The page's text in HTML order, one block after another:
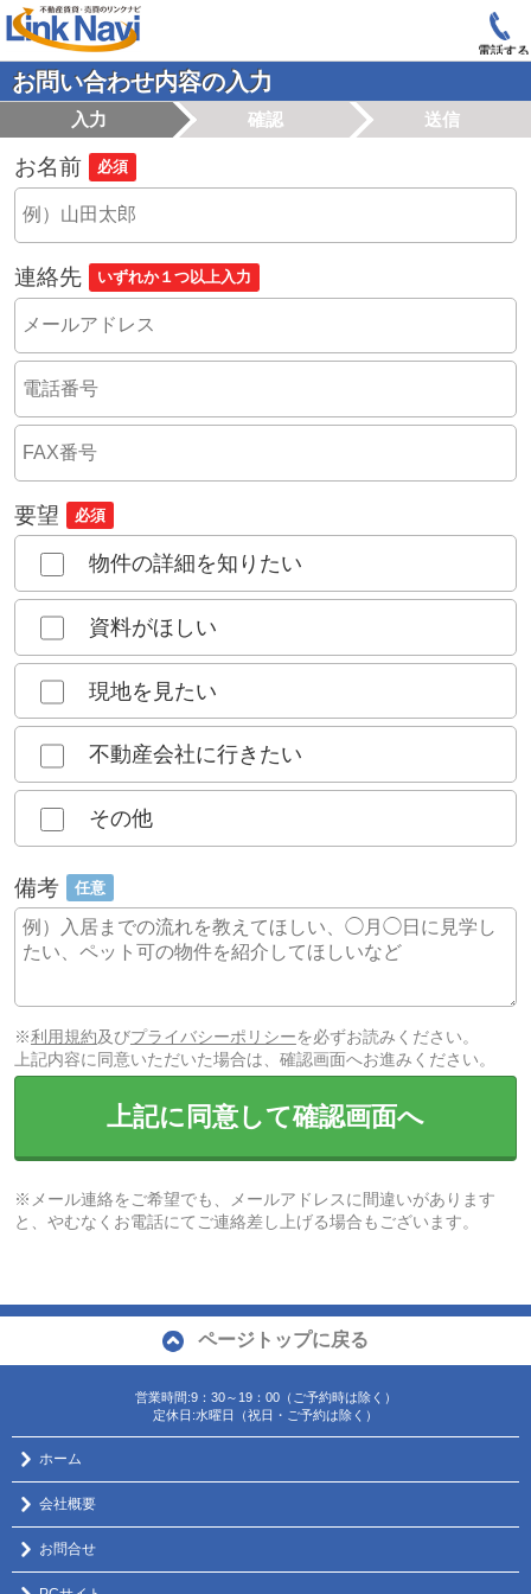
電話する
お問い合わせ内容の入力
入力 確認 送信
お名前 必須
連絡先 いずれか１つ以上入力
要望 必須
物件の詳細を知りたい
資料がほしい
現地を見たい
不動産会社に行きたい
その他
備考 任意
※利用規約及びプライバシーポリシーを必ずお読みください。
上記内容に同意いただいた場合は、確認画面へお進みください。
上記に同意して確認画面へ
※メール連絡をご希望でも、メールアドレスに間違いがあります
と、やむなくお電話にてご連絡差し上げる場合もございます。
ページトップに戻る
営業時間:9：30～19：00（ご予約時は除く）
定休日:水曜日（祝日・ご予約は除く）
ホーム
会社概要
お問合せ